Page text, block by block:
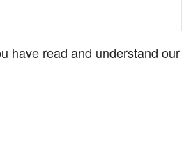
have read and understand our